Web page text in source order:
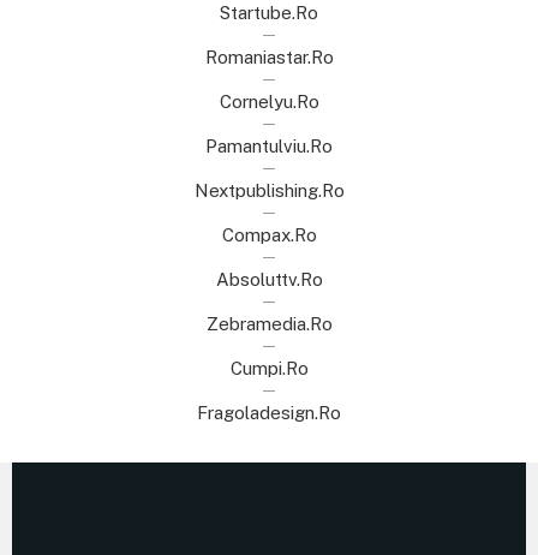
Startube.ro
Romaniastar.ro
Cornelyu.ro
Pamantulviu.ro
Nextpublishing.ro
Compax.ro
Absoluttv.ro
Zebramedia.ro
Cumpi.ro
Fragoladesign.ro